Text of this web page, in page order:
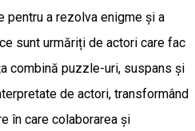
pentru a rezolva enigme și a
sunt urmăriți de actori care fac
combină puzzle-uri, suspans și
de actori, transformând
în care colaborarea și